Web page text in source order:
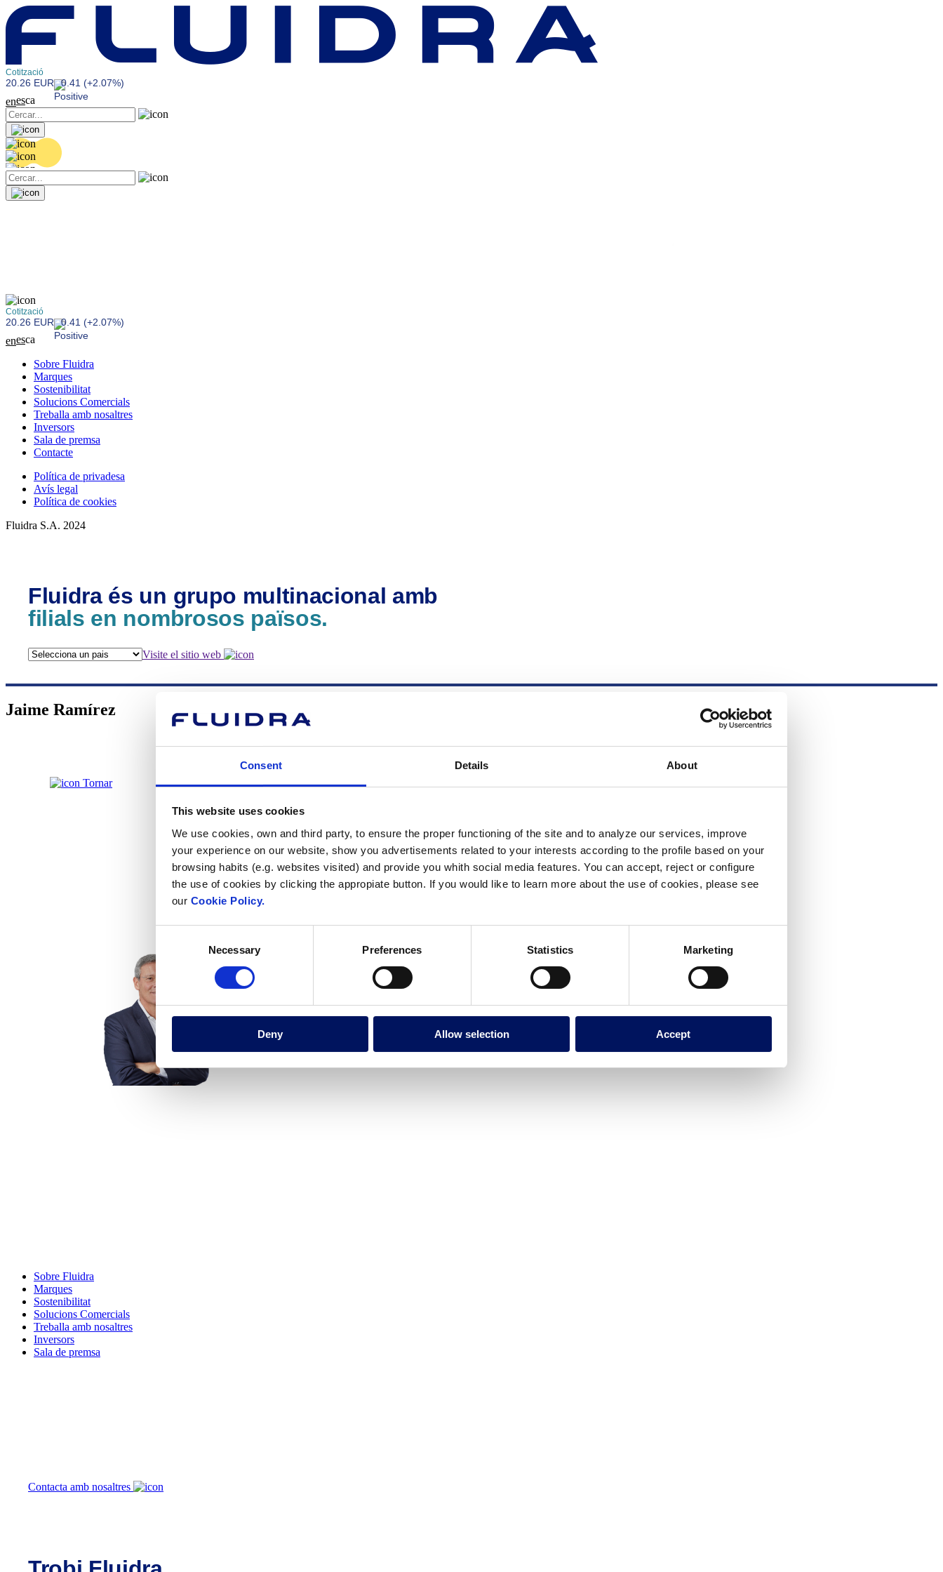
Consent Details About
This website uses cookies
We use cookies, own and third party, to ensure the proper functioning of the site and to analyze our services, improve
your experience on our website, show you advertisements related to your interests according to the profile based on your
browsing habits (e.g. websites visited) and provide you whith social media features. You can accept, reject or configure
the use of cookies by clicking the appropiate button. If you would like to learn more about the use of cookies, please see
our Cookie Policy.
Necessary Preferences Statistics Marketing
Deny Allow selection Accept
Cotització
20.26 EUR 0.41 (+2.07%)
enesca
Cotització
20.26 EUR 0.41 (+2.07%)
enesca
Sobre Fluidra
Marques
Sostenibilitat
Solucions Comercials
Treballa amb nosaltres
Inversors
Sala de premsa
Contacte
Política de privadesa
Avís legal
Política de cookies
Fluidra S.A. 2024
Fluidra és un grupo multinacional amb
filials en nombrosos països.
Visite el sitio web
Jaime Ramírez
Tornar
Jaime Ramírez
Sobre Fluidra
Marques
Sostenibilitat
Solucions Comercials
Treballa amb nosaltres
Inversors
Sala de premsa
Contacta amb nosaltres